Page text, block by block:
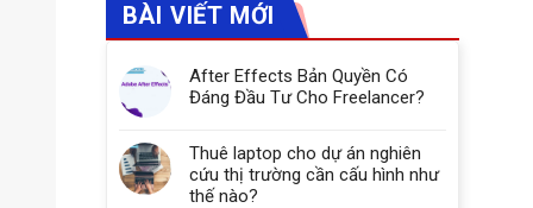
BÀI VIẾT MỚI
After Effects Bản Quyền Có
Đáng Đầu Tư Cho Freelancer?
Thuê laptop cho dự án nghiên
cứu thị trường cần cấu hình như
thế nào?